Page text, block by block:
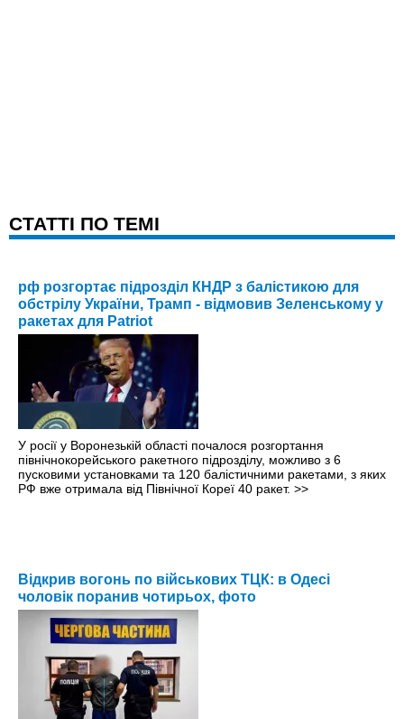
CТАТТІ ПО ТЕМІ
рф розгортає підрозділ КНДР з балістикою для
обстрілу України, Трамп - відмовив Зеленському у
ракетах для Patriot
У росії у Воронезькій області почалося розгортання
північнокорейського ракетного підрозділу, можливо з 6
пусковими установками та 120 балістичними ракетами, з яких
РФ вже отримала від Північної Кореї 40 ракет. >>
Відкрив вогонь по військових ТЦК: в Одесі
чоловік поранив чотирьох, фото